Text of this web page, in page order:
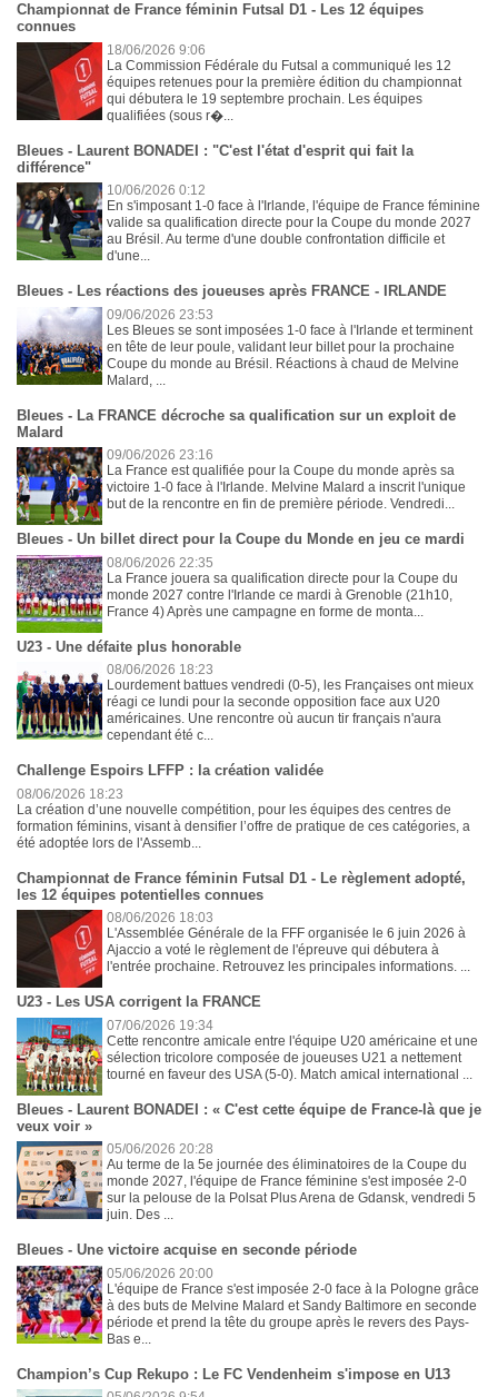
Championnat de France féminin Futsal D1 - Les 12 équipes
connues
18/06/2026 9:06
La Commission Fédérale du Futsal a communiqué les 12
équipes retenues pour la première édition du championnat
qui débutera le 19 septembre prochain. Les équipes
qualifiées (sous r�...
Bleues - Laurent BONADEI : "C'est l'état d'esprit qui fait la
différence"
10/06/2026 0:12
En s'imposant 1-0 face à l'Irlande, l'équipe de France féminine
valide sa qualification directe pour la Coupe du monde 2027
au Brésil. Au terme d'une double confrontation difficile et
d'une...
Bleues - Les réactions des joueuses après FRANCE - IRLANDE
09/06/2026 23:53
Les Bleues se sont imposées 1-0 face à l'Irlande et terminent
en tête de leur poule, validant leur billet pour la prochaine
Coupe du monde au Brésil. Réactions à chaud de Melvine
Malard, ...
Bleues - La FRANCE décroche sa qualification sur un exploit de
Malard
09/06/2026 23:16
La France est qualifiée pour la Coupe du monde après sa
victoire 1-0 face à l'Irlande. Melvine Malard a inscrit l'unique
but de la rencontre en fin de première période. Vendredi...
Bleues - Un billet direct pour la Coupe du Monde en jeu ce mardi
08/06/2026 22:35
La France jouera sa qualification directe pour la Coupe du
monde 2027 contre l'Irlande ce mardi à Grenoble (21h10,
France 4) Après une campagne en forme de monta...
U23 - Une défaite plus honorable
08/06/2026 18:23
Lourdement battues vendredi (0-5), les Françaises ont mieux
réagi ce lundi pour la seconde opposition face aux U20
américaines. Une rencontre où aucun tir français n'aura
cependant été c...
Challenge Espoirs LFFP : la création validée
08/06/2026 18:23
La création d’une nouvelle compétition, pour les équipes des centres de
formation féminins, visant à densifier l’offre de pratique de ces catégories, a
été adoptée lors de l'Assemb...
Championnat de France féminin Futsal D1 - Le règlement adopté,
les 12 équipes potentielles connues
08/06/2026 18:03
L'Assemblée Générale de la FFF organisée le 6 juin 2026 à
Ajaccio a voté le règlement de l'épreuve qui débutera à
l'entrée prochaine. Retrouvez les principales informations. ...
U23 - Les USA corrigent la FRANCE
07/06/2026 19:34
Cette rencontre amicale entre l'équipe U20 américaine et une
sélection tricolore composée de joueuses U21 a nettement
tourné en faveur des USA (5-0). Match amical international ...
Bleues - Laurent BONADEI : « C'est cette équipe de France-là que je
veux voir »
05/06/2026 20:28
Au terme de la 5e journée des éliminatoires de la Coupe du
monde 2027, l'équipe de France féminine s'est imposée 2-0
sur la pelouse de la Polsat Plus Arena de Gdansk, vendredi 5
juin. Des ...
Bleues - Une victoire acquise en seconde période
05/06/2026 20:00
L'équipe de France s'est imposée 2-0 face à la Pologne grâce
à des buts de Melvine Malard et Sandy Baltimore en seconde
période et prend la tête du groupe après le revers des Pays-
Bas e...
Champion’s Cup Rekupo : Le FC Vendenheim s'impose en U13